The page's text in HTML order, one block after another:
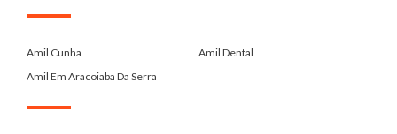
Amil Cunha
Amil Dental
Amil Em Aracoiaba Da Serra